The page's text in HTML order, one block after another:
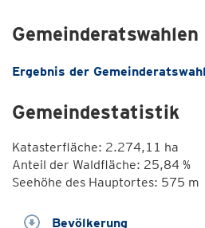
Gemeinderatswahlen
Ergebnis der
Gemeindestatistik
Katasterfläche: 2.274,11 ha
Anteil der Waldfläche: 25,84 %
Seehöhe des Hauptortes: 575 m
Bevölkerung